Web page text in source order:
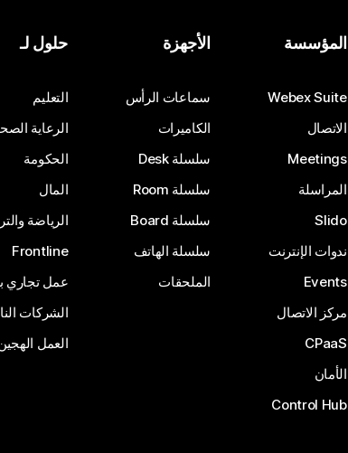
هل تحتاج إلى
أرسِل
المؤسسة
Webex Suite
الاتصال
Meetings
المراسلة
Slido
ندوات الإنترنت
Events
مركز الاتصال
CPaaS
الأمان
Control Hub
الأجهزة
سماعات الرأس
الكاميرات
سلسلة Desk
سلسلة Room
سلسلة Board
سلسلة الهاتف
الملحقات
حلول لـ
التعليم
الرعاية
الحكومة
المال
الرياضة
Frontline
عمل تجاري
الشركات
العمل